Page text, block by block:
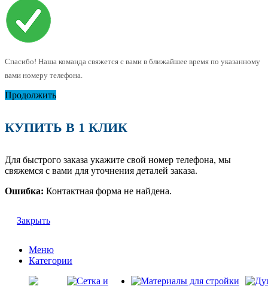
Спасибо! Наша команда свяжется с вами в ближайшее время по указанному
вами номеру телефона.
Продолжить
КУПИТЬ В 1 КЛИК
Для быстрого заказа укажите свой номер телефона, мы
свяжемся с вами для уточнения деталей заказа.
Ошибка: Контактная форма не найдена.
Закрыть
Меню
Категории